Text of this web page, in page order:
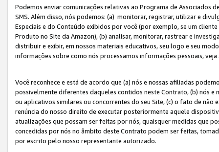
Podemos enviar comunicações relativas ao Programa de Associados
SMS. Além disso, nós podemos: (a) monitorar, registrar, utilizar e
Especiais e do Conteúdo exibidos por você (por exemplo, se um
Produto no Site da Amazon), (b) analisar, monitorar, rastrear e
distribuir e exibir, em nossos materiais educativos, seu logo e seu
informações sobre como nós processamos informações pessoais,
Você reconhece e está de acordo que (a) nós e nossas afiliadas
possivelmente diferentes daqueles contidos neste Contrato, (b) nós
ou aplicativos similares ou concorrentes do seu Site, (c) o fato de
renúncia do nosso direito de executar posteriormente aquele
atualizações que possam ser feitas por nós, quaisquer medidas que
concedidas por nós no âmbito deste Contrato podem ser feitas,
por escrito pelo nosso representante autorizado.